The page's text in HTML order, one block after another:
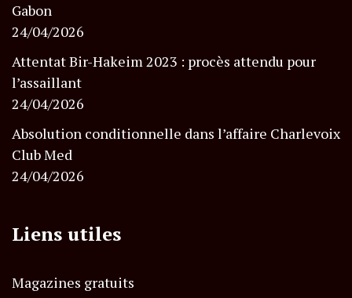
Gabon
24/04/2026
Attentat Bir-Hakeim 2023 : procès attendu pour
l’assaillant
24/04/2026
Absolution conditionnelle dans l’affaire Charlevoix
Club Med
24/04/2026
Liens utiles
Magazines gratuits